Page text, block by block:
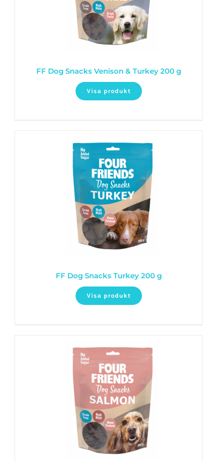
FF Dog Snacks Venison & Turkey 200 g
Visa produkt
FF Dog Snacks Turkey 200 g
Visa produkt